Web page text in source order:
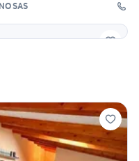
TECNOCASA - STUDIO SEDRIANO SAS